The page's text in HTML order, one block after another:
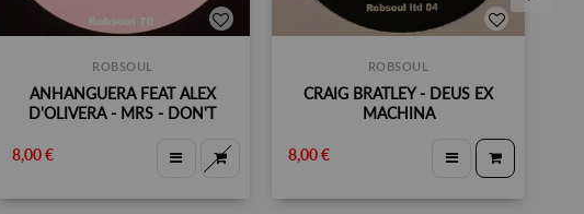
ROBSOUL
ANHANGUERA FEAT ALEX
D'OLIVERA - MRS - DON'T
8,00 €
ROBSOUL
CRAIG BRATLEY - DEUS EX
MACHINA
8,00 €